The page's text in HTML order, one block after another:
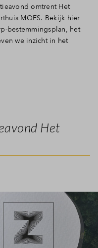
omtrent Het
MOES. Bekijk hier
bestemmingsplan, het
we inzicht in het
Het